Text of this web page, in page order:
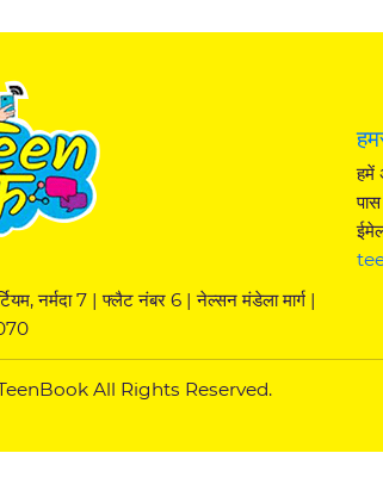
नर्मदा 7 | फ्लैट नंबर 6 | नेल्सन मंडेला मार्ग |
हमें
All Rights Reserved.